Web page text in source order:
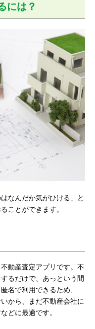
には？
なんだか気がひける」と
ことができます。
動産査定アプリです。不
るだけで、あっという間
名で利用できるため、
から、まだ不動産会社に
どに最適です。